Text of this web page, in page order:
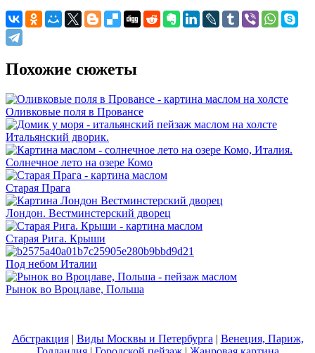
Похожие сюжеты
Оливковые поля в Провансе
Итальянский дворик.
Солнечное лето на озере Комо
Старая Прага
Лондон. Вестминстерский дворец
Старая Рига. Крыши
Под небом Италии
Рынок во Вроцлаве, Польша
Абстракция| Виды Москвы и Петербурга | Венеция, Париж,